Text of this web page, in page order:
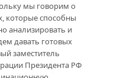
мы говорим о
которые способны
анализировать и
давать готовых
заместитель
Президента РФ